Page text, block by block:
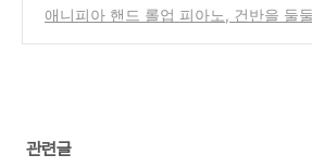
던 척추관절, 관절경, 통증 전문 병원 방
애니피아 핸드 롤업 피아노, 건반을 둘
관련글